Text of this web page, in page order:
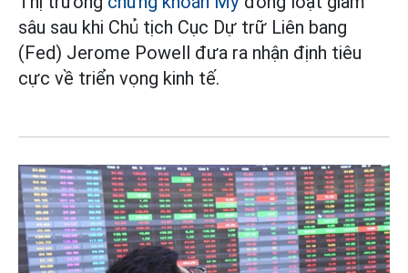
sâu sau khi Chủ tịch Cục Dự trữ Liên bang
(Fed) Jerome Powell đưa ra nhận định tiêu
cực về triển vọng kinh tế.